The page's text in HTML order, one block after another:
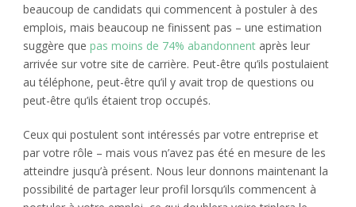
beaucoup de candidats qui commencent à postuler à des
emplois, mais beaucoup ne finissent pas – une estimation
suggère que pas moins de 74% abandonnent après leur
arrivée sur votre site de carrière. Peut-être qu’ils postulaient
au téléphone, peut-être qu’il y avait trop de questions ou
peut-être qu’ils étaient trop occupés.
Ceux qui postulent sont intéressés par votre entreprise et
par votre rôle – mais vous n’avez pas été en mesure de les
atteindre jusqu’à présent. Nous leur donnons maintenant la
possibilité de partager leur profil lorsqu’ils commencent à